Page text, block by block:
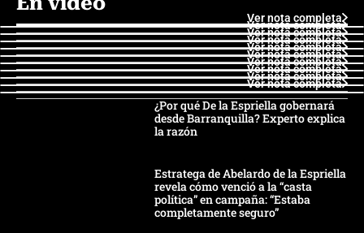
Ver nota completa
Ver nota completa
Ver nota completa
Ver nota completa
Ver nota completa
Ver nota completa
Ver nota completa
Ver nota completa
Ver nota completa
Ver nota completa
¿Por qué De la Espriella gobernará
desde Barranquilla? Experto explica
la razón
Estratega de Abelardo de la Espriella
revela cómo venció a la “casta
política” en campaña: “Estaba
completamente seguro”